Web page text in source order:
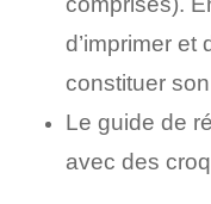
d’imprimer et
constituer
Le guide de
avec des